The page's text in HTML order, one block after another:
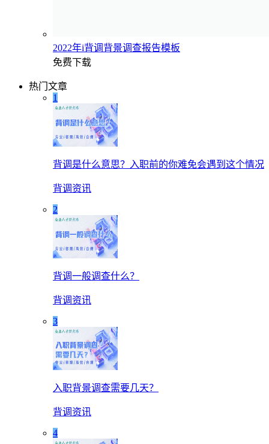
2022年i背调背景调查报告模板
免费下载
热门文章
1
背调是什么意思？入职前的你难免会遇到这个情况
背调资讯
2
背调一般调查什么？
背调资讯
3
入职背景调查需要几天？
背调资讯
4